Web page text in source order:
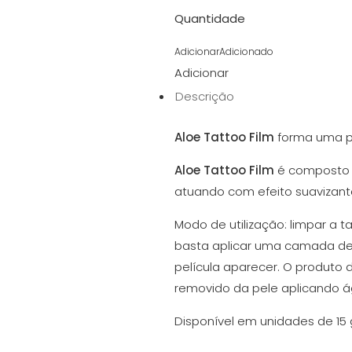
Quantidade
AdicionarAdicionado
Adicionar
Descrição
Aloe Tattoo Film forma uma
Aloe Tattoo Film é composto
atuando com efeito
Modo de utilização: limpar a
basta aplicar uma camada
película aparecer. O produto
removido da pele aplicando
Disponível em unidades de